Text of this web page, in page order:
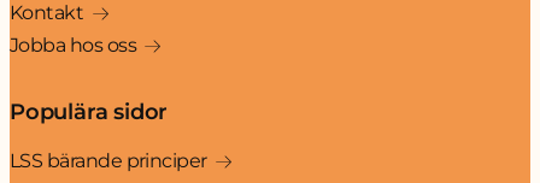
Kontakt
Jobba hos oss
Populära sidor
LSS bärande principer